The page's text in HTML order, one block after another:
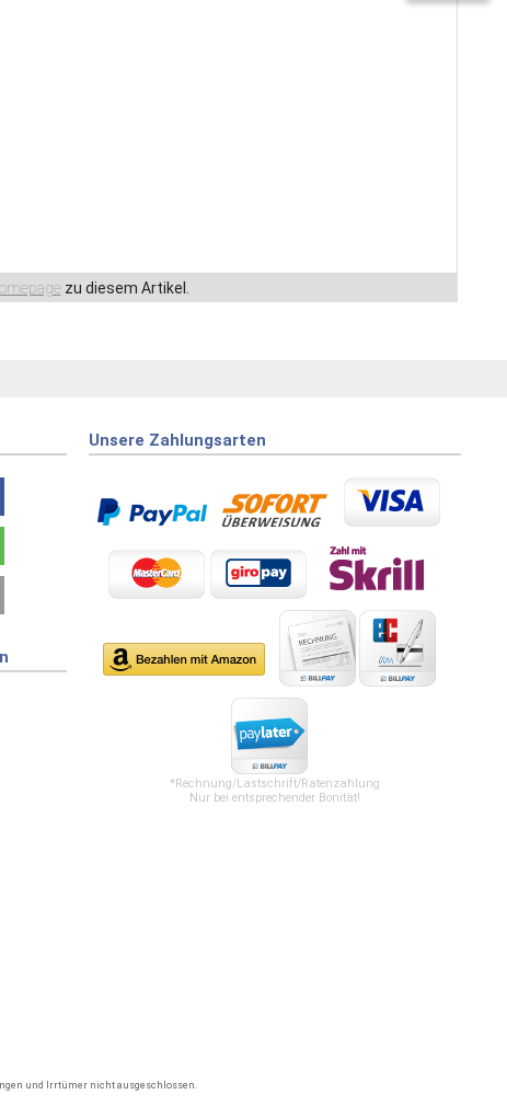
zu diesem Artikel.
Unsere Zahlungsarten
*Rechnung/Lastschrift/Ratenzahlung
Nur bei entsprechender Bonität!
und Irrtümer nicht ausgeschlossen.